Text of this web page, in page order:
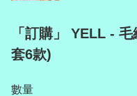
「訂購」 YELL -
套6款)
數量